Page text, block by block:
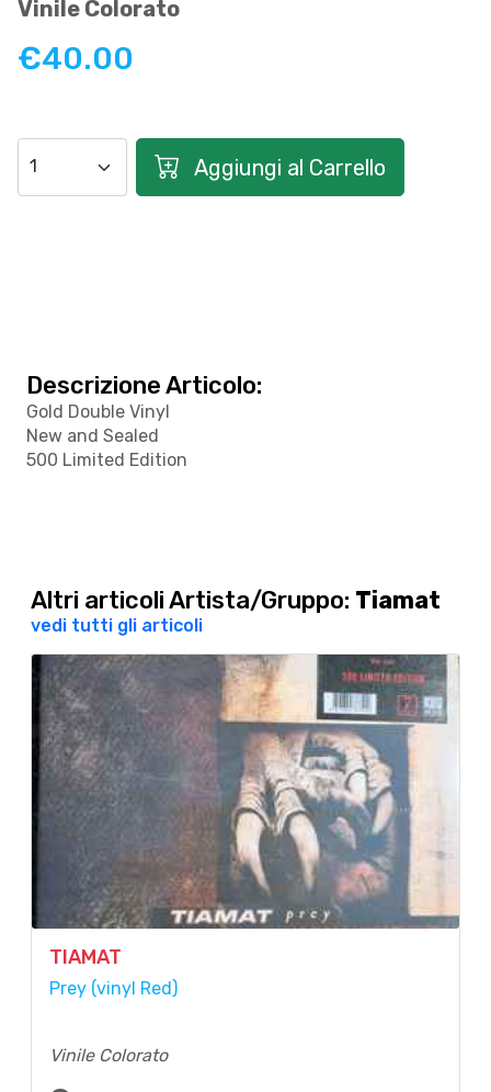
Vinile Colorato
€40.00
Aggiungi al Carrello
Descrizione Articolo:
Gold Double Vinyl
New and Sealed
500 Limited Edition
Altri articoli Artista/Gruppo: Tiamat
vedi tutti gli articoli
TIAMAT
Prey (vinyl Red)
Vinile Colorato